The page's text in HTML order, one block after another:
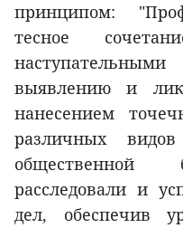
принципом:
тесное
выявлению и
нанесением
различных
общественной
расследовали и
дел, обеспечив